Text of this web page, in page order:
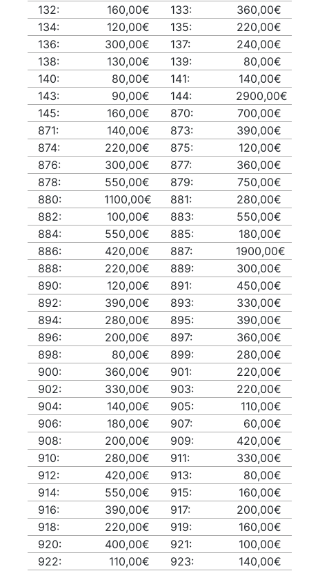
132:
160,00€ 133:
360,00€
134:
120,00€ 135:
220,00€
136:
300,00€ 137:
240,00€
138:
130,00€ 139:
80,00€
140:
80,00€ 141:
140,00€
143:
90,00€ 144:
2900,00€
145:
160,00€ 870:
700,00€
871:
140,00€ 873:
390,00€
874:
220,00€ 875:
120,00€
876:
300,00€ 877:
360,00€
878:
550,00€ 879:
750,00€
880:
1100,00€ 881:
280,00€
882:
100,00€ 883:
550,00€
884:
550,00€ 885:
180,00€
886:
420,00€ 887:
1900,00€
888:
220,00€ 889:
300,00€
890:
120,00€ 891:
450,00€
892:
390,00€ 893:
330,00€
894:
280,00€ 895:
390,00€
896:
200,00€ 897:
360,00€
898:
80,00€ 899:
280,00€
900:
360,00€ 901:
220,00€
902:
330,00€ 903:
220,00€
904:
140,00€ 905:
110,00€
906:
180,00€ 907:
60,00€
908:
200,00€ 909:
420,00€
910:
280,00€ 911:
330,00€
912:
420,00€ 913:
80,00€
914:
550,00€ 915:
160,00€
916:
390,00€ 917:
200,00€
918:
220,00€ 919:
160,00€
920:
400,00€ 921:
100,00€
922:
110,00€ 923:
140,00€